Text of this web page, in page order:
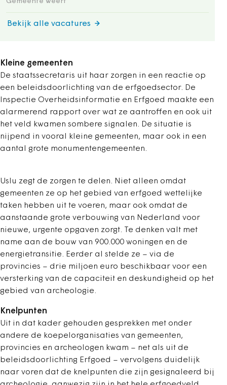
Bekijk alle vacatures
Kleine gemeenten
De staatssecretaris uit haar zorgen in een reactie op
een beleidsdoorlichting van de erfgoedsector. De
Inspectie Overheidsinformatie en Erfgoed maakte een
alarmerend rapport over wat ze aantroffen en ook uit
het veld kwamen sombere signalen. De situatie is
nijpend in vooral kleine gemeenten, maar ook in een
aantal grote monumentengemeenten.
Uslu zegt de zorgen te delen. Niet alleen omdat
gemeenten ze op het gebied van erfgoed wettelijke
taken hebben uit te voeren, maar ook omdat de
aanstaande grote verbouwing van Nederland voor
nieuwe, urgente opgaven zorgt. Te denken valt met
name aan de bouw van 900.000 woningen en de
energietransitie. Eerder al stelde ze – via de
provincies – drie miljoen euro beschikbaar voor een
versterking van de capaciteit en deskundigheid op het
gebied van archeologie.
Knelpunten
Uit in dat kader gehouden gesprekken met onder
andere de koepelorganisaties van gemeenten,
provincies en archeologen kwam – net als uit de
beleidsdoorlichting Erfgoed – vervolgens duidelijk
naar voren dat de knelpunten die zijn gesignaleerd bij